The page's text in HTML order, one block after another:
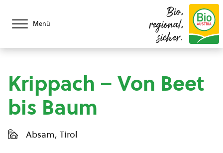
Menü
Bio,
regional,
sicher.
Krippach – Von Beet
bis Baum
Absam, Tirol